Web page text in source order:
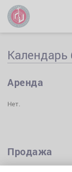
Аренда
Нет.
Продажа